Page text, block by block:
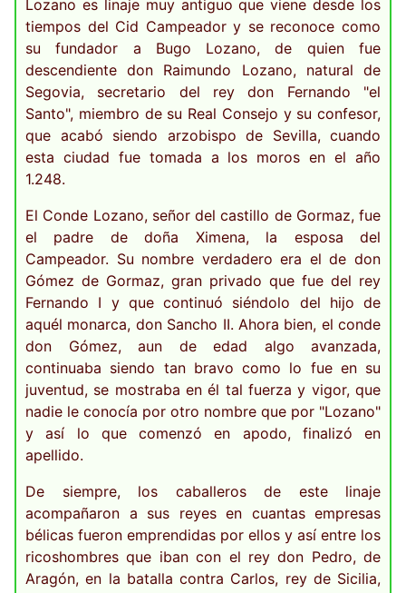
Lozano es linaje muy antiguo que viene desde los
tiempos del Cid Campeador y se reconoce como
su fundador a Bugo Lozano, de quien fue
descendiente don Raimundo Lozano, natural de
Segovia, secretario del rey don Fernando "el
Santo", miembro de su Real Consejo y su confesor,
que acabó siendo arzobispo de Sevilla, cuando
esta ciudad fue tomada a los moros en el año
1.248.
El Conde Lozano, señor del castillo de Gormaz, fue
el padre de doña Ximena, la esposa del
Campeador. Su nombre verdadero era el de don
Gómez de Gormaz, gran privado que fue del rey
Fernando I y que continuó siéndolo del hijo de
aquél monarca, don Sancho II. Ahora bien, el conde
don Gómez, aun de edad algo avanzada,
continuaba siendo tan bravo como lo fue en su
juventud, se mostraba en él tal fuerza y vigor, que
nadie le conocía por otro nombre que por "Lozano"
y así lo que comenzó en apodo, finalizó en
apellido.
De siempre, los caballeros de este linaje
acompañaron a sus reyes en cuantas empresas
bélicas fueron emprendidas por ellos y así entre los
ricoshombres que iban con el rey don Pedro, de
Aragón, en la batalla contra Carlos, rey de Sicilia,